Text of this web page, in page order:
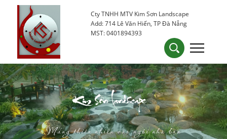
kimsondn84@gmail.com
0905 53 15 25Cty TNHH MTV Kim Sơn Landscape
Add: 714 Lê Văn Hiến, TP Đà Nẵng
MST: 0401894393
Kim Sơn Landscape
Mang thiên nhiên vào ngôi nhà bạn